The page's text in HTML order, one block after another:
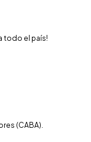
todo el país!
(CABA).